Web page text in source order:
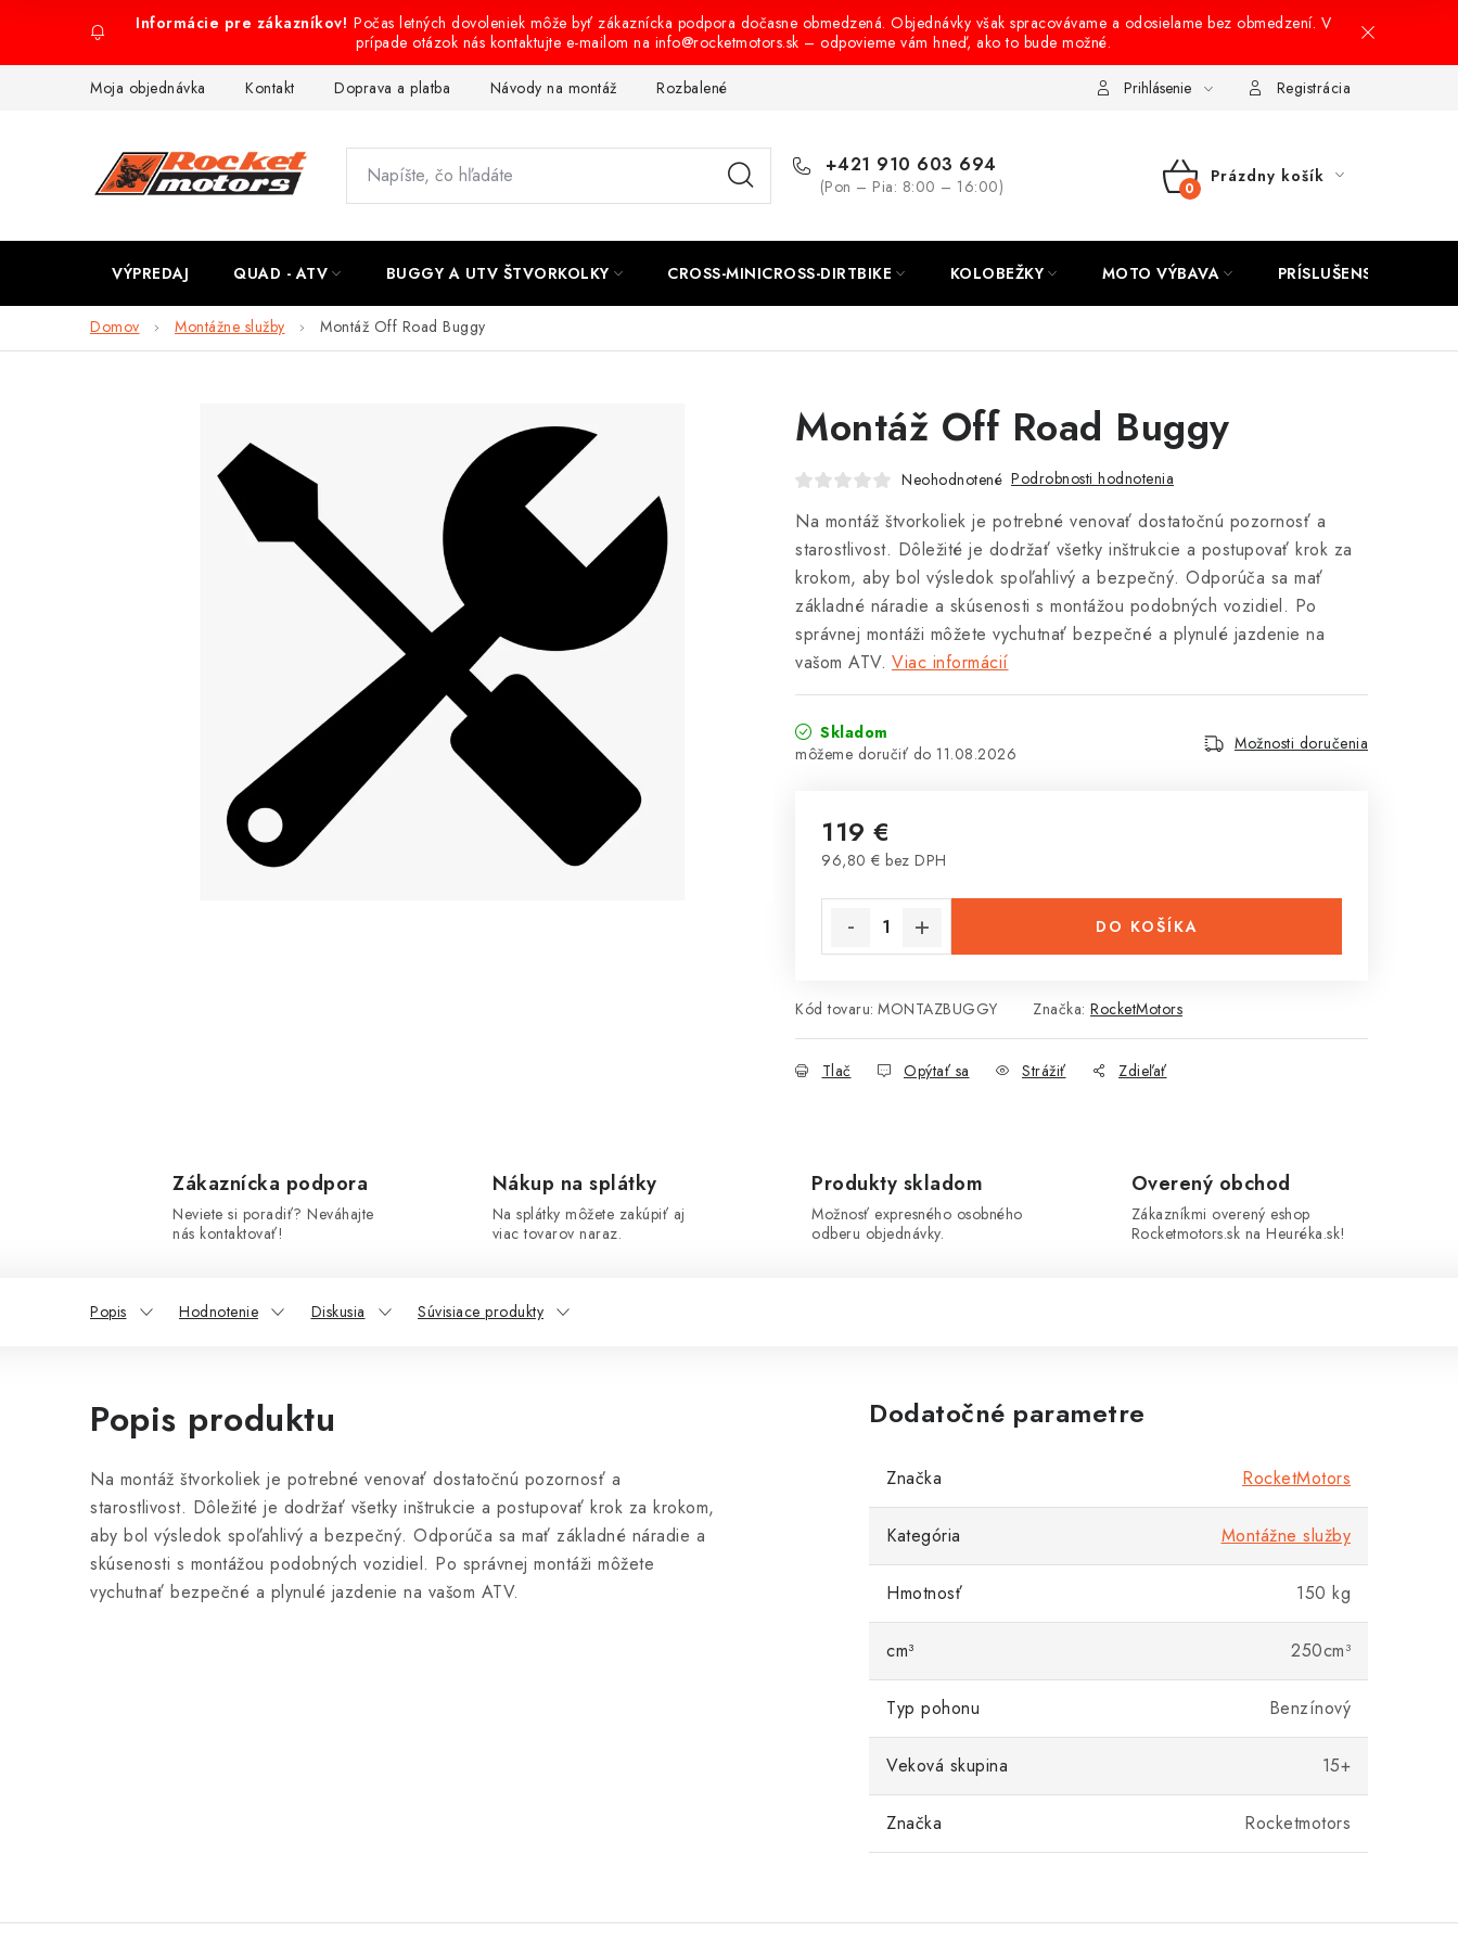
obsah
Počas letných dovoleniek môže byť zákaznícka podpora dočasne obmedzená. Objednávky však spracovávame a odosielame bez obmedzení. V
prípade otázok nás kontaktujte e-mailom na info@rocketmotors.sk – odpovieme vám hneď, ako to bude možné.
Moja objednávka Kontakt Doprava a platba Návody na montáž Rozbalené, zánovné a použité produkty Nákup na splátky Reklamácia a vrátenie
Prihlásenie Registrácia
+421 910 603 694
(Pon – Pia: 8:00 – 16:00)
NÁKUPNÝ
Prázdny košík
VÝPREDAJ QUAD - ATV BUGGY A UTV ŠTVORKOLKY CROSS-MINICROSS-DIRTBIKE KOLOBEŽKY MOTO VÝBAVA PRÍSLUŠENSTVO
Domov Montážne služby Montáž Off Road Buggy
Montáž Off Road Buggy
Neohodnotené Podrobnosti hodnotenia
Na montáž štvorkoliek je potrebné venovať dostatočnú pozornosť a
starostlivost. Dôležité je dodržať všetky inštrukcie a postupovať krok za
krokom, aby bol výsledok spoľahlivý a bezpečný. Odporúča sa mať
základné náradie a skúsenosti s montážou podobných vozidiel. Po
správnej montáži môžete vychutnať bezpečné a plynulé jazdenie na
vašom ATV. Viac informácií
Skladom
11.08.2026
Možnosti doručenia
119 €
96,80 € bez DPH
DO KOŠÍKA
Kód tovaru: MONTAZBUGGY Značka: RocketMotors
Tlač Opýtať sa Strážiť Zdieľať
Zákaznícka podpora
Neviete si poradiť? Neváhajte
nás kontaktovať!
Nákup na splátky
Na splátky môžete zakúpiť aj
viac tovarov naraz.
Produkty skladom
Možnosť expresného osobného
odberu objednávky.
Overený obchod
Zákazníkmi overený eshop
Rocketmotors.sk na Heuréka.sk!
Popis Hodnotenie Diskusia Súvisiace produkty
Popis produktu
Na montáž štvorkoliek je potrebné venovať dostatočnú pozornosť a
starostlivost. Dôležité je dodržať všetky inštrukcie a postupovať krok za krokom,
aby bol výsledok spoľahlivý a bezpečný. Odporúča sa mať základné náradie a
skúsenosti s montážou podobných vozidiel. Po správnej montáži môžete
vychutnať bezpečné a plynulé jazdenie na vašom ATV.
Dodatočné parametre
Značka RocketMotors
Kategória Montážne služby
Hmotnosť 150 kg
cm³ 250cm³
Typ pohonu Benzínový
Veková skupina 15+
Značka Rocketmotors